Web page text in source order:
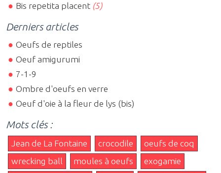
Bis repetita placent (5)
Derniers articles
Oeufs de reptiles
Oeuf amigurumi
7-1-9
Ombre d'oeufs en verre
Oeuf d'oie à la fleur de lys (bis)
Mots clés :
Jean de La Fontaine crocodile
oeufs de coq
wrecking ball
moules à oeufs
exogamie